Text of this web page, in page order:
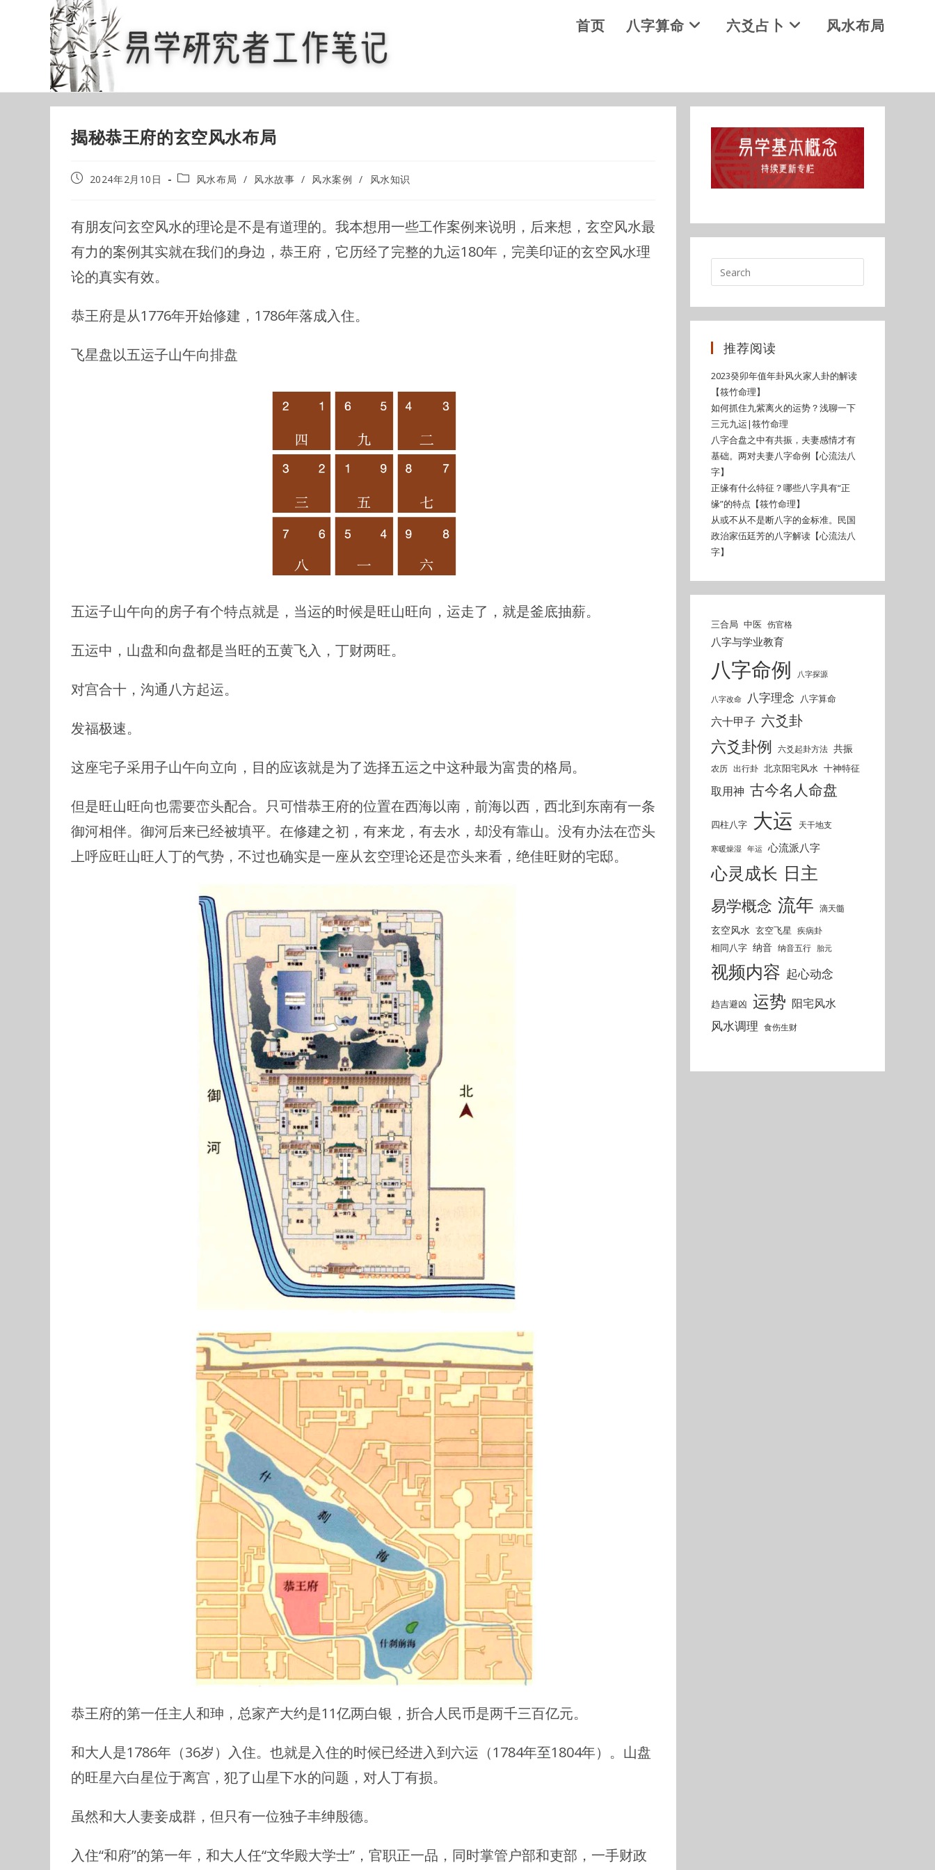
首页 八字算命 六爻占卜 风水布局
揭秘恭王府的玄空风水布局
Post2024年2月10日
Post风水布局 / 风水故事 / 风水案例 / 风水知识
有朋友问玄空风水的理论是不是有道理的。我本想用一些工作案例来说明，后来想，玄空风水最
有力的案例其实就在我们的身边，恭王府，它历经了完整的九运180年，完美印证的玄空风水理
论的真实有效。
恭王府是从1776年开始修建，1786年落成入住。
飞星盘以五运子山午向排盘
五运子山午向的房子有个特点就是，当运的时候是旺山旺向，运走了，就是釜底抽薪。
五运中，山盘和向盘都是当旺的五黄飞入，丁财两旺。
对宫合十，沟通八方起运。
发福极速。
这座宅子采用子山午向立向，目的应该就是为了选择五运之中这种最为富贵的格局。
但是旺山旺向也需要峦头配合。只可惜恭王府的位置在西海以南，前海以西，西北到东南有一条
御河相伴。御河后来已经被填平。在修建之初，有来龙，有去水，却没有靠山。没有办法在峦头
上呼应旺山旺人丁的气势，不过也确实是一座从玄空理论还是峦头来看，绝佳旺财的宅邸。
恭王府的第一任主人和珅，总家产大约是11亿两白银，折合人民币是两千三百亿元。
和大人是1786年（36岁）入住。也就是入住的时候已经进入到六运（1784年至1804年）。山盘
的旺星六白星位于离宫，犯了山星下水的问题，对人丁有损。
虽然和大人妻妾成群，但只有一位独子丰绅殷德。
入住“和府”的第一年，和大人任“文华殿大学士”，官职正一品，同时掌管户部和吏部，一手财政
推荐阅读
2023癸卯年值年卦风火家人卦的解读
【筱竹命理】
如何抓住九紫离火的运势？浅聊一下
三元九运|筱竹命理
八字合盘之中有共振，夫妻感情才有
基础。两对夫妻八字命例【心流法八
字】
正缘有什么特征？哪些八字具有“正
缘”的特点【筱竹命理】
从或不从不是断八字的金标准。民国
政治家伍廷芳的八字解读【心流法八
字】
三合局 中医 伤官格
八字与学业教育
八字命例 八字探源
八字改命 八字理念 八字算命
六十甲子 六爻卦
六爻卦例 六爻起卦方法 共振
农历 出行卦 北京阳宅风水 十神特征
取用神 古今名人命盘
四柱八字 大运 天干地支
寒暖燥湿 年运 心流派八字
心灵成长 日主
易学概念 流年 滴天髓
玄空风水 玄空飞星 疾病卦
相同八字 纳音 纳音五行 胎元
视频内容 起心动念
趋吉避凶 运势 阳宅风水
风水调理 食伤生财